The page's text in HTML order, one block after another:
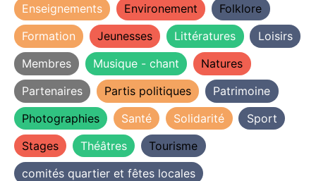
Enseignements
Environement
Folklore
Formation
Jeunesses Littératures
Loisirs
Membres
Musique - chant
Natures
Partenaires
Partis politiques
Patrimoine
Photographies
Santé Solidarité
Sport
Stages
Théâtres
Tourisme
comités quartier et fêtes locales